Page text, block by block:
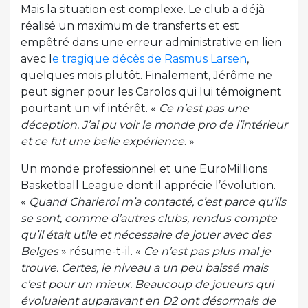
Mais la situation est complexe. Le club a déjà
réalisé un maximum de transferts et est
empêtré dans une erreur administrative en lien
avec l e tragique décès de Rasmus Larsen,
quelques mois plutôt. Finalement, Jérôme ne
peut signer pour les Carolos qui lui témoignent
pourtant un vif intérêt. « Ce n’est pas une
déception. J’ai pu voir le monde pro de l’intérieur
et ce fut une belle expérience. »
Un monde professionnel et une EuroMillions
Basketball League dont il apprécie l’évolution.
« Quand Charleroi m’a contacté, c’est parce qu’ils
se sont, comme d’autres clubs, rendus compte
qu’il était utile et nécessaire de jouer avec des
Belges» résume-t-il. « Ce n’est pas plus mal je
trouve. Certes, le niveau a un peu baissé mais
c’est pour un mieux. Beaucoup de joueurs qui
évoluaient auparavant en D2 ont désormais de